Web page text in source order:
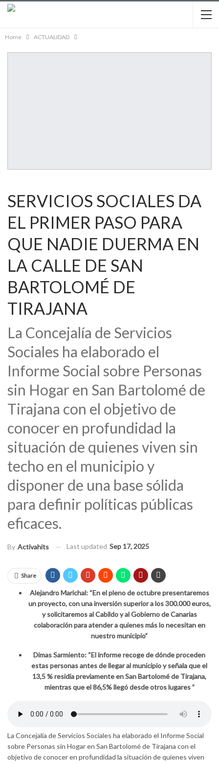
Home ACTUALIDAD
SERVICIOS SOCIALES DA
EL PRIMER PASO PARA
QUE NADIE DUERMA EN
LA CALLE DE SAN
BARTOLOMÉ DE
TIRAJANA
La Concejalía de Servicios
Sociales ha elaborado el
Informe Social sobre Personas
sin Hogar en San Bartolomé de
Tirajana con el objetivo de
conocer en profundidad la
situación de quienes viven sin
techo en el municipio y
disponer de una base sólida
para definir políticas públicas
eficaces.
By Activahits Last updated Sep 17, 2025
Share
Alejandro Marichal: “En el pleno de octubre presentaremos
un proyecto, con una inversión superior a los 300.000 euros,
y solicitaremos al Cabildo y al Gobierno de Canarias
colaboración para atender a quienes más lo necesitan en
nuestro municipio”
Dimas Sarmiento: “El informe recoge de dónde proceden
estas personas antes de llegar al municipio y señala que el
13,5 % residía previamente en San Bartolomé de Tirajana,
mientras que el 86,5% llegó desde otros lugares ”
La Concejalía de Servicios Sociales ha elaborado el Informe Social
sobre Personas sin Hogar en San Bartolomé de Tirajana con el
objetivo de conocer en profundidad la situación de quienes viven